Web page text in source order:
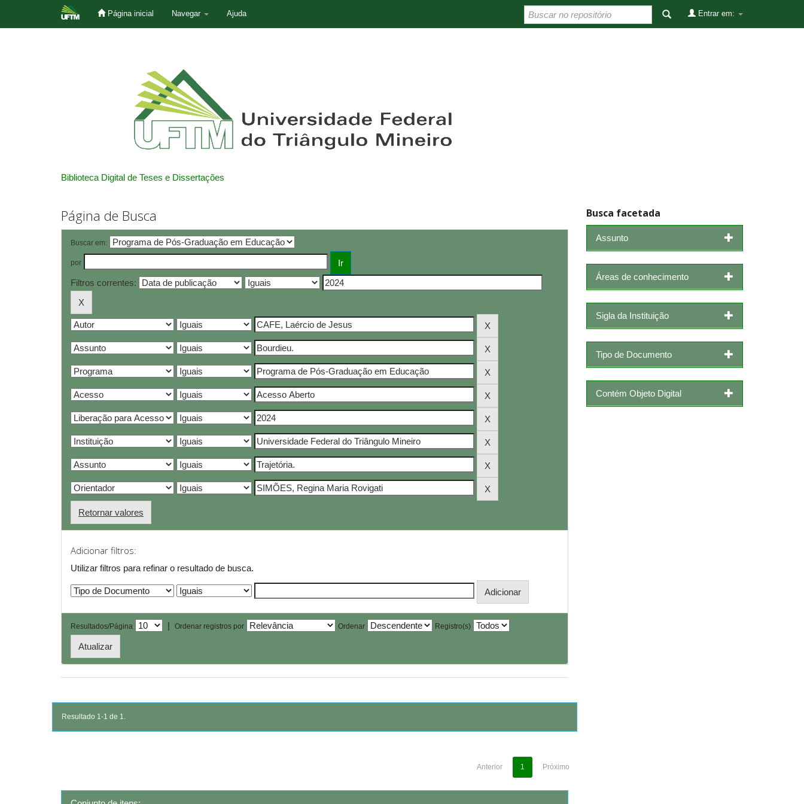
Página inicial Navegar Ajuda Entrar em:
Biblioteca Digital de Teses e Dissertações
Página de Busca
Buscar em:
por
Filtros correntes:
Retornar valores
Adicionar filtros:
Utilizar filtros para refinar o resultado de busca.
Resultados/Página | Ordenar registros por Ordenar Registro(s)
Resultado 1-1 de 1.
Anterior 1 Próximo
Busca facetada
Assunto
Áreas de conhecimento
Sigla da Instituição
Tipo de Documento
Contém Objeto Digital